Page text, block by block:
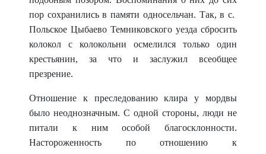
пор сохранились в памяти односельчан. Так, в с.
Польское Цыбаево Темниковского уезда сбросить
колокол с колокольни осмелился только один
крестьянин, за что и заслужил всеобщее
презрение.
Отношение к преследованию клира у мордвы
было неоднозначным. С одной стороны, люди не
питали к ним особой благосклонности.
Настороженность по отношению к